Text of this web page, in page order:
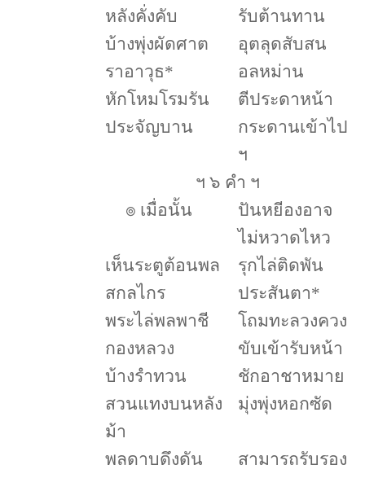
หลังคั่งคับ
รับต้านทาน
บ้างพุ่งผัดศาต
ราอาวุธ*
อุตลุดสับสน
อลหม่าน
หักโหมโรมรัน
ประจัญบาน
ตีประดาหน้า
กระดานเข้าไป
ฯ
ฯ ๖ คำ ฯ
๏ เมื่อนั้น
ปันหยีองอาจ
ไม่หวาดไหว
เห็นระตูต้อนพล
สกลไกร
รุกไล่ติดพัน
ประสันตา*
พระไล่พลพาชี
กองหลวง
โถมทะลวงควง
ขับเข้ารับหน้า
บ้างรำทวน
สวนแทงบนหลัง
ม้า
ชักอาชาหมาย
มุ่งพุ่งหอกซัด
พลดาบดึงดัน
สามารถรับรอง